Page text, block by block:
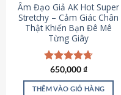
Âm Đạo Giả AK Hot Super
Stretchy – Cảm Giác Chân
Thật Khiến Bạn Đê Mê
Từng Giây
Được xếp
hạng4.75
5 sao
650,000₫
THÊM VÀO GIỎ HÀNG